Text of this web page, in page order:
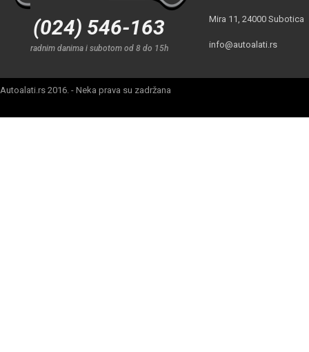
(024) 546-163
radnim danima i subotom od 8 do 15h
Mira 11, 24000 Subotica
info@autoalati.rs
Autoalati.rs 2016. - Neka prava su zadržana